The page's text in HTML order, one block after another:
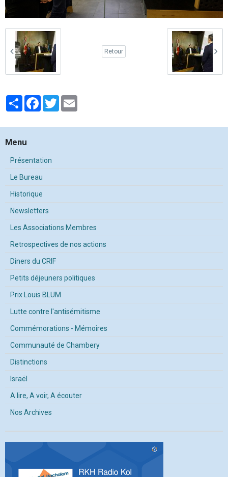
Retour
PartagerFacebook
Twitter
Menu
Présentation
Le Bureau
Historique
Newsletters
Les Associations Membres
Retrospectives de nos actions
Diners du CRIF
Petits déjeuners politiques
Prix Louis BLUM
Lutte contre l'antisémitisme
Commémorations - Mémoires
Communauté de Chambery
Distinctions
Israël
A lire, A voir, A écouter
Nos Archives